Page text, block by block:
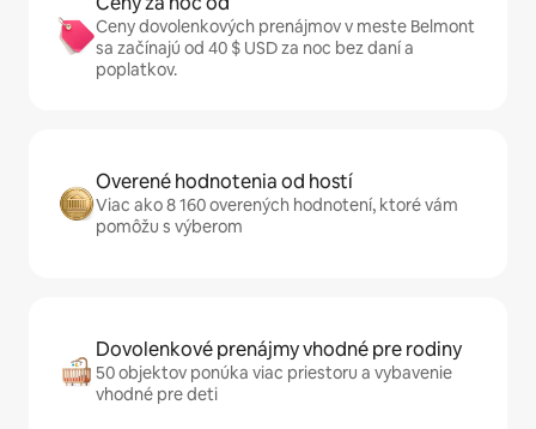
Ceny dovolenkových prenájmov v meste Belmont
sa začínajú od 40 $ USD za noc bez daní a
poplatkov.
Overené hodnotenia od hostí
Viac ako 8 160 overených hodnotení, ktoré vám
pomôžu s výberom
Dovolenkové prenájmy vhodné pre rodiny
50 objektov ponúka viac priestoru a vybavenie
vhodné pre deti